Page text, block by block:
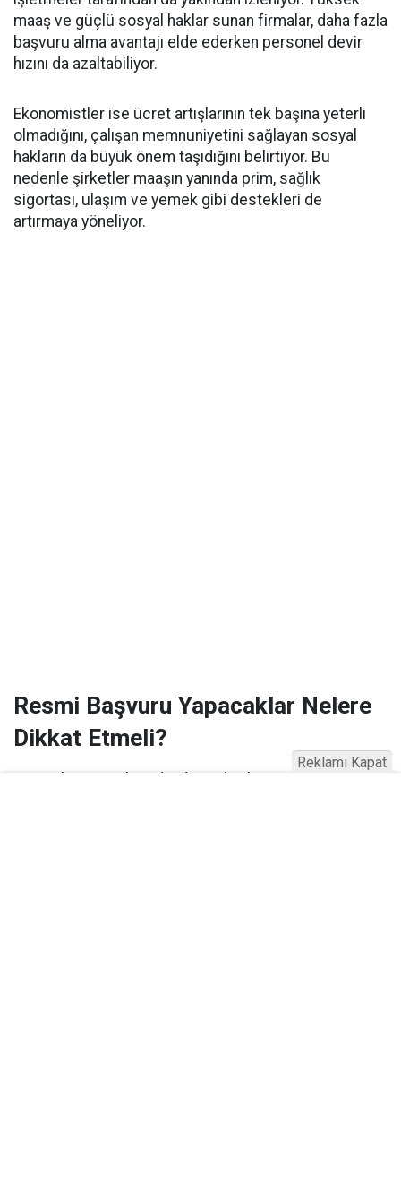
maaş ve güçlü sosyal haklar sunan firmalar, daha fazla
başvuru alma avantajı elde ederken personel devir
hızını da azaltabiliyor.
Ekonomistler ise ücret artışlarının tek başına yeterli
olmadığını, çalışan memnuniyetini sağlayan sosyal
hakların da büyük önem taşıdığını belirtiyor. Bu
nedenle şirketler maaşın yanında prim, sağlık
sigortası, ulaşım ve yemek gibi destekleri de
artırmaya yöneliyor.
Resmi Başvuru Yapacaklar Nelere
Dikkat Etmeli?
Reklamı Kapat